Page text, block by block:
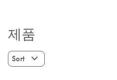
제품
Sort